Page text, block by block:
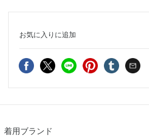
お気に入り に追加
着用ブランド